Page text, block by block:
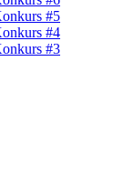
#5
#4
#3